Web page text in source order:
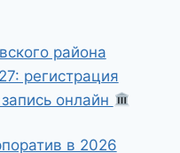
района
регистрация
онлайн
в 2026